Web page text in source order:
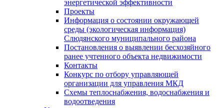
энергетической эффективности
Проекты
Информация о состоянии окружающей
среды (экологическая информация)
Слюдянского муниципального района
Постановления о выявлении бесхозяйного
ранее учтенного объекта недвижимости
Контакты
Конкурс по отбору управляющей
организации для управления МКД
Схемы теплоснабжения, водоснабжения и
водоотведения